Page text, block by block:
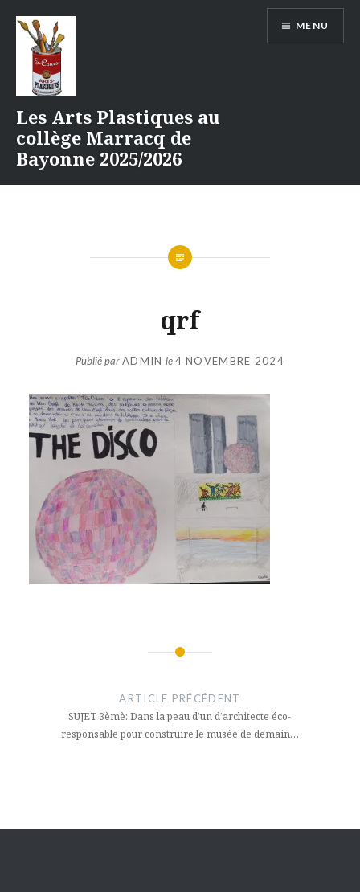
contenu
Les Arts Plastiques au
collège Marracq de
Bayonne 2025/2026
MENU
qrf
Publié parADMIN le4 NOVEMBRE 2024
l’article
ARTICLE PRÉCÉDENT
SUJET 3èmè: Dans la peau d’un d’architecte éco-
responsable pour construire le musée de demain…